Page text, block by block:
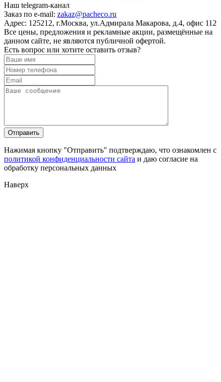
Наш telegram-канал
Заказ по e-mail: zakaz@pacheco.ru
Адрес: 125212, г.Москва, ул.Адмирала Макарова, д.4, офис 112
Все цены, предложения и рекламные акции, размещённые на
данном сайте, не являются публичной офертой.
Есть вопрос или хотите оставить отзыв?
Нажимая кнопку "Отправить" подтверждаю, что ознакомлен с
политикой конфиденциальности сайта и даю согласие на
обработку персональных данных
Наверх